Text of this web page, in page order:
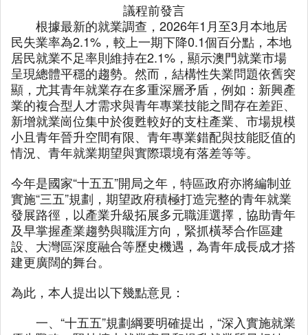
議程前發言
根據最新的就業調查，2026年1月至3月本地居
民失業率為2.1%，較上一期下降0.1個百分點，本地
居民就業不足率則維持在2.1%，顯示澳門就業市場
呈現總體平穩的趨勢。然而，結構性失業問題依舊突
顯，尤其青年就業存在多重深層矛盾，例如：新興產
業的複合型人才需求與青年專業技能之間存在差距、
新增就業崗位集中於復甦較好的支柱產業、市場規模
小且青年晉升空間有限、青年專業錯配與技能貶值的
情況、青年就業期望與實際環境有落差等等。
今年是國家“十五五”開局之年，特區政府亦將編制並
實施“三五”規劃，期望政府積極打造完整的青年就業
發展路徑，以產業升級拓展多元職涯選擇，協助青年
及早掌握產業趨勢與職涯方向，緊抓橫琴合作區建
設、大灣區深度融合等歷史機遇，為青年成長成才搭
建更廣闊的舞台。
為此，本人提出以下幾點意見：
一、“十五五”規劃綱要明確提出，“深入實施就業